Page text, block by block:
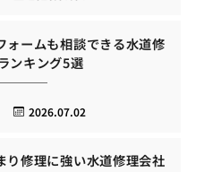
ォームも相談できる水道修
ンキング5選
2026.07.02
り修理に強い水道修理会社